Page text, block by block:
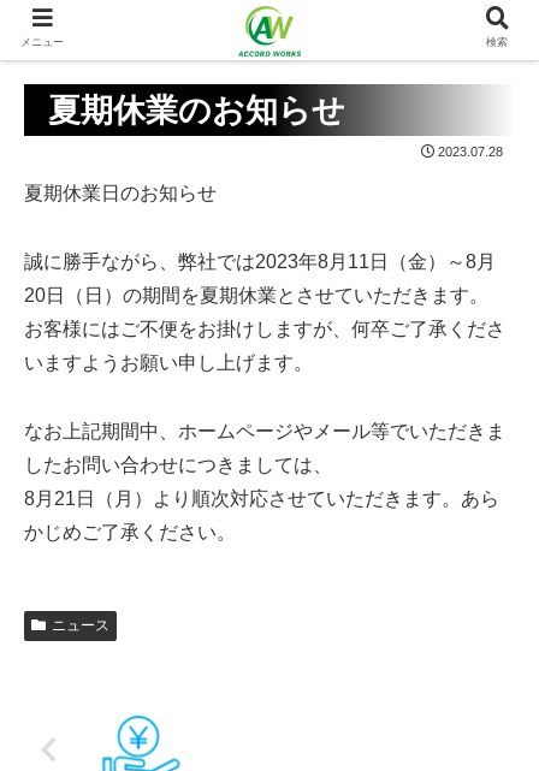
夏期休業のお知らせ
2023.07.28
夏期休業日のお知らせ
誠に勝手ながら、弊社では2023年8月11日（金）～8月
20日（日）の期間を夏期休業とさせていただきます。
お客様にはご不便をお掛けしますが、何卒ご了承くださ
いますようお願い申し上げます。
なお上記期間中、ホームページやメール等でいただきま
したお問い合わせにつきましては、
8月21日（月）より順次対応させていただきます。あら
かじめご了承ください。
ニュース
メニュー 検索